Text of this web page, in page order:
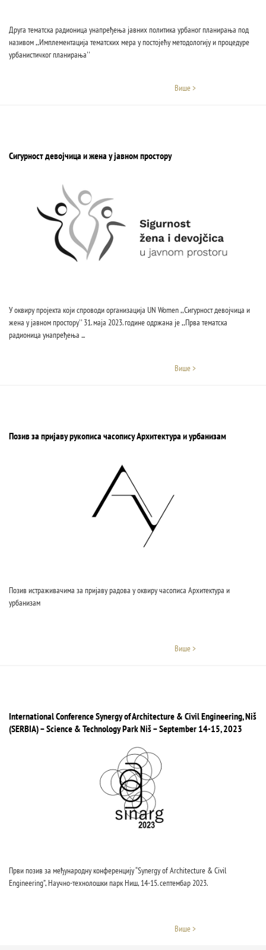
Друга тематска радионица унапређења јавних политика урбаног планирања под
називом ,,Имплементација тематских мера у постојећу методологију и процедуре
урбанистичког планирања''
Више >
Сигурност девојчица и жена у јавном простору
У оквиру пројекта који спроводи организација UN Women ,,Сигурност девојчица и
жена у јавном простору'' 31. маја 2023. године одржана је ,,Прва тематска
радионица унапређења ...
Више >
Позив за пријаву рукописа часопису Архитектура и урбанизам
Позив истраживачима за пријаву радова у оквиру часописа Архитектура и
урбанизам
Више >
International Conference Synergy of Architecture & Civil Engineering, Niš
(SERBIA) – Science & Technology Park Niš – September 14-15, 2023
Први позив за међународну конференцију “Synergy of Architecture & Civil
Engineering”, Научно-технолошки парк Ниш, 14-15. септембар 2023.
Више >